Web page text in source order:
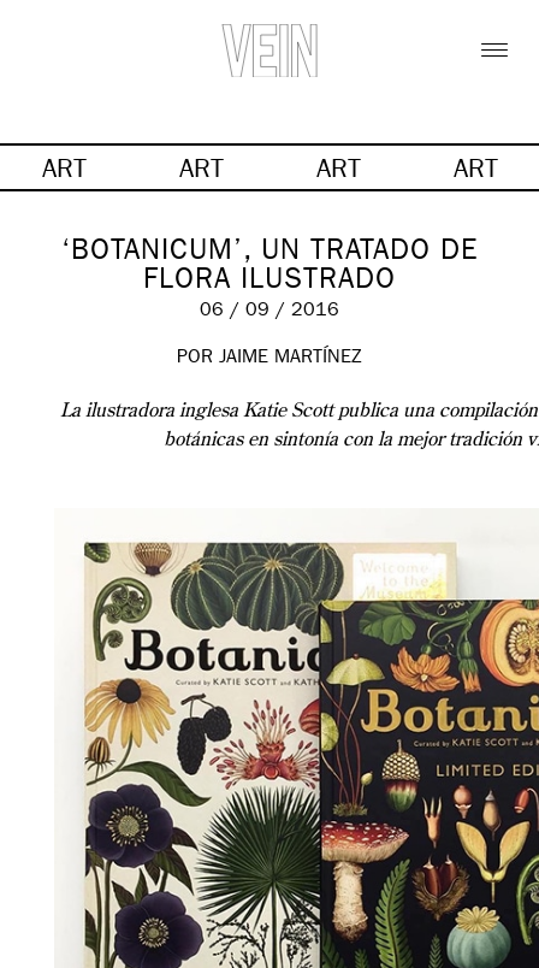
ART ART ART ART
‘BOTANICUM’, UN TRATADO DE
FLORA ILUSTRADO
06 / 09 / 2016
POR JAIME MARTÍNEZ
La ilustradora inglesa Katie Scott publica una
botánicas en sintonía con la mejor tradición